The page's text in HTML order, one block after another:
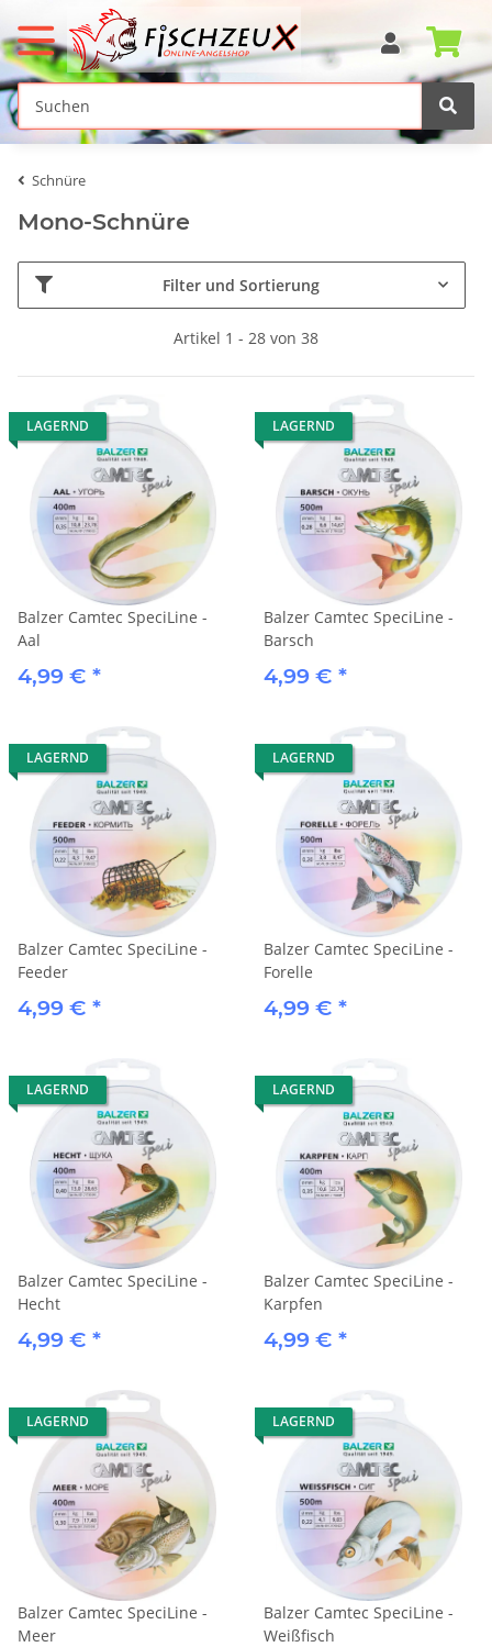
Schnüre
Mono-Schnüre
Filter und Sortierung
Artikel 1 - 28 von 38
LAGERND
Balzer Camtec SpeciLine -
Aal
4,99 € *
LAGERND
Balzer Camtec SpeciLine -
Barsch
4,99 € *
LAGERND
Balzer Camtec SpeciLine -
Feeder
4,99 € *
LAGERND
Balzer Camtec SpeciLine -
Forelle
4,99 € *
LAGERND
Balzer Camtec SpeciLine -
Hecht
4,99 € *
LAGERND
Balzer Camtec SpeciLine -
Karpfen
4,99 € *
LAGERND
Balzer Camtec SpeciLine -
Meer
LAGERND
Balzer Camtec SpeciLine -
Weißfisch